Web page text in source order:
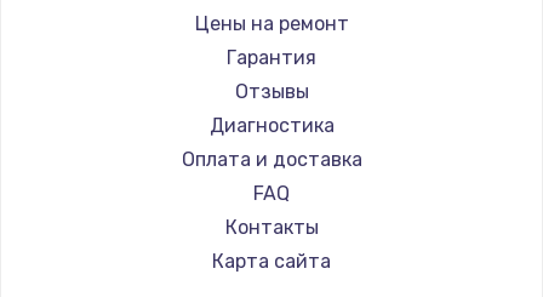
Ремонт ноутбуков iru
Ремонт ноутбуков Machenike
Ремонт ноутбуков DEXP
Ремонт ноутбуков Teclast
Ремонт ноутбуков CHUWI
Ремонт ноутбуков Colorful
Gigabyte
Aorus
Maibenben
Getac
Epson
Philips
LG
Panasonic
Цены на ремонт
Гарантия
Отзывы
Диагностика
Оплата и доставка
FAQ
Контакты
Карта сайта